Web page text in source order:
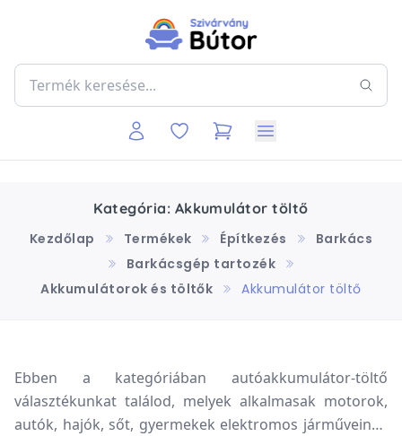
Kategória: Akkumulátor töltő
Kezdőlap
Termékek Építkezés
Barkács
Barkácsgép tartozék
Akkumulátorok és töltők
Akkumulátor töltő
Ebben a kategóriában autóakkumulátor-töltő
választékunkat találod, melyek alkalmasak motorok,
autók, hajók, sőt, gyermekek elektromos járműveinek